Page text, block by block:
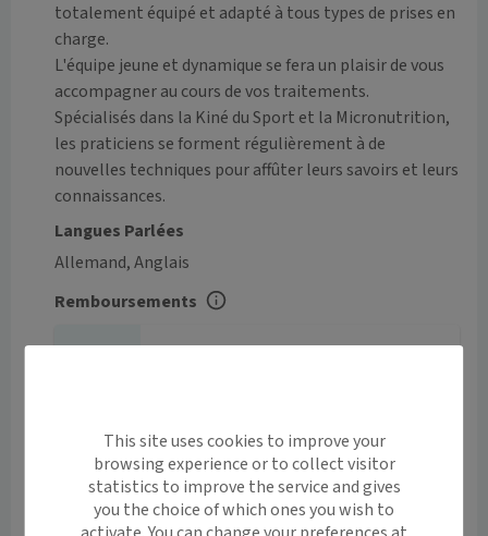
totalement équipé et adapté à tous types de prises en
charge.
L'équipe jeune et dynamique se fera un plaisir de vous
accompagner au cours de vos traitements.
Spécialisés dans la Kiné du Sport et la Micronutrition,
les praticiens se forment régulièrement à de
nouvelles techniques pour affûter leurs savoirs et leurs
connaissances.
Langues Parlées
Allemand, Anglais
Remboursements
Tarifs
Le centre n’a malheureusement pas renseigné ses tarifs.
This site uses cookies to improve your
browsing experience or to collect visitor
statistics to improve the service and gives
you the choice of which ones you wish to